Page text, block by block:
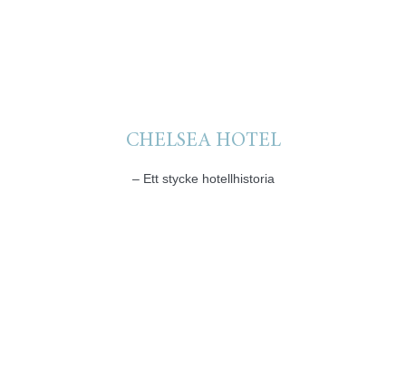
CHELSEA HOTEL
– Ett stycke hotellhistoria